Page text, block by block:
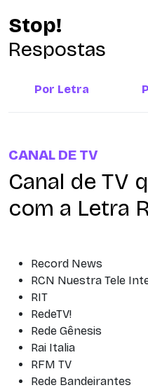
Stop!
Respostas
Por Letra
CANAL DE TV
Canal de TV
com a Letra
Record News
RCN Nuestra Tele
RIT
RedeTV!
Rede Gênesis
Rai Italia
RFM TV
Rede Bandeirantes